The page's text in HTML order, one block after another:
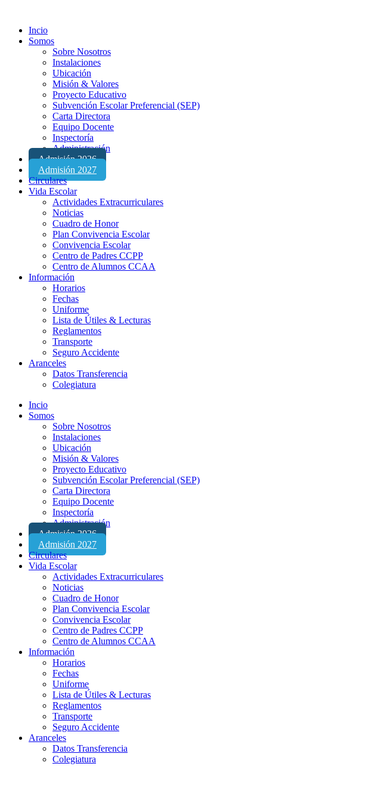
Incio
Somos
Sobre Nosotros
Instalaciones
Ubicación
Misión & Valores
Proyecto Educativo
Subvención Escolar Preferencial (SEP)
Carta Directora
Equipo Docente
Inspectoría
Administración
Admisión 2026
Admisión 2027
Circulares
Vida Escolar
Actividades Extracurriculares
Noticias
Cuadro de Honor
Plan Convivencia Escolar
Convivencia Escolar
Centro de Padres CCPP
Centro de Alumnos CCAA
Información
Horarios
Fechas
Uniforme
Lista de Útiles & Lecturas
Reglamentos
Transporte
Seguro Accidente
Aranceles
Datos Transferencia
Colegiatura
Incio
Somos
Sobre Nosotros
Instalaciones
Ubicación
Misión & Valores
Proyecto Educativo
Subvención Escolar Preferencial (SEP)
Carta Directora
Equipo Docente
Inspectoría
Administración
Admisión 2026
Admisión 2027
Circulares
Vida Escolar
Actividades Extracurriculares
Noticias
Cuadro de Honor
Plan Convivencia Escolar
Convivencia Escolar
Centro de Padres CCPP
Centro de Alumnos CCAA
Información
Horarios
Fechas
Uniforme
Lista de Útiles & Lecturas
Reglamentos
Transporte
Seguro Accidente
Aranceles
Datos Transferencia
Colegiatura